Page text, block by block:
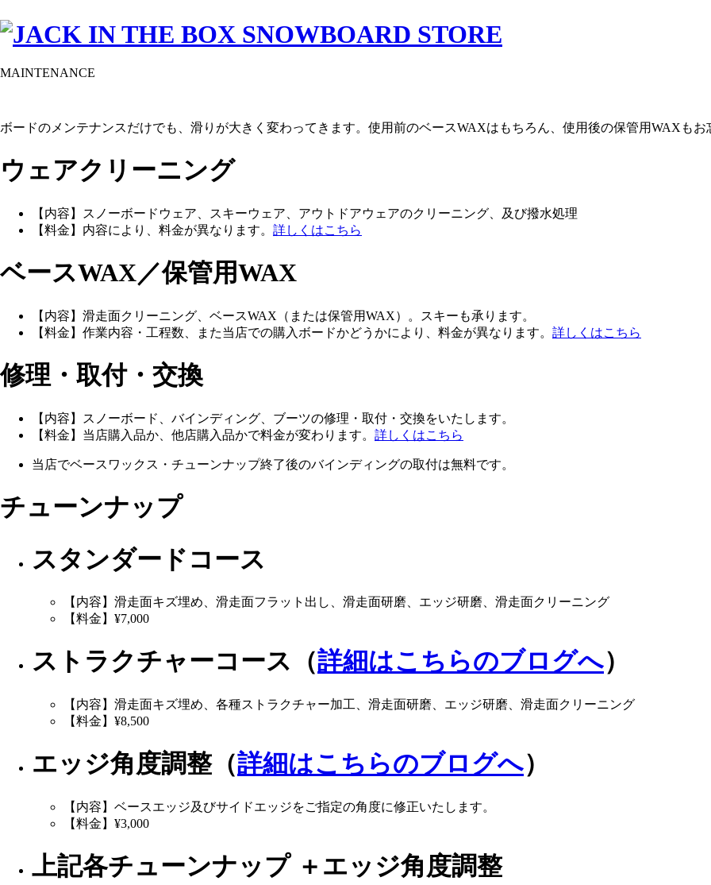
MAINTENANCE
ボードのメンテナンスだけでも、滑りが大きく変わってきます。使用前のベースWAXはもちろん、使用後の保管用WAXも
ウェアクリーニング
【内容】スノーボードウェア、スキーウェア、アウトドアウェアのクリーニング、及び撥水処理
【料金】内容により、料金が異なります。 詳しくはこちら
ベースWAX／保管用WAX
【内容】滑走面クリーニング、ベースWAX（または保管用WAX）。スキーも承ります。
【料金】作業内容・工程数、また当店での購入ボードかどうかにより、料金が異なります。 詳しくはこちら
修理・取付・交換
【内容】スノーボード、バインディング、ブーツの修理・取付・交換をいたします。
【料金】当店購入品か、他店購入品かで料金が変わります。 詳しくはこちら
当店でベースワックス・チューンナップ終了後のバインディングの取付は無料です。
チューンナップ
スタンダードコース
【内容】滑走面キズ埋め、滑走面フラット出し、滑走面研磨、エッジ研磨、滑走面クリーニング
【料金】¥7,000
ストラクチャーコース（詳細はこちらのブログへ）
【内容】滑走面キズ埋め、各種ストラクチャー加工、滑走面研磨、エッジ研磨、滑走面クリーニング
【料金】¥8,500
エッジ角度調整（詳細はこちらのブログへ）
【内容】ベースエッジ及びサイドエッジをご指定の角度に修正いたします。
【料金】¥3,000
上記各チューンナップ ＋エッジ角度調整